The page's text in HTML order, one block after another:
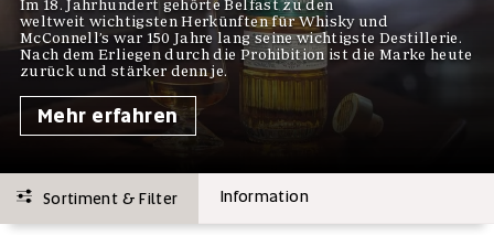
Im 18. Jahrhundert gehörte Belfast zu den
weltweit wichtigsten Herkünften für Whisky und
McConnell’s war 150 Jahre lang seine wichtigste Destillerie.
Nach dem Erliegen durch die Prohibition ist die Marke heute
zurück und stärker denn je.
Mehr erfahren
Sortiment & Filter Information